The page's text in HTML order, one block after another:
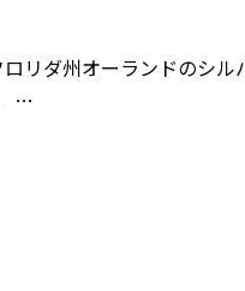
リダ州オーランドのシ
…